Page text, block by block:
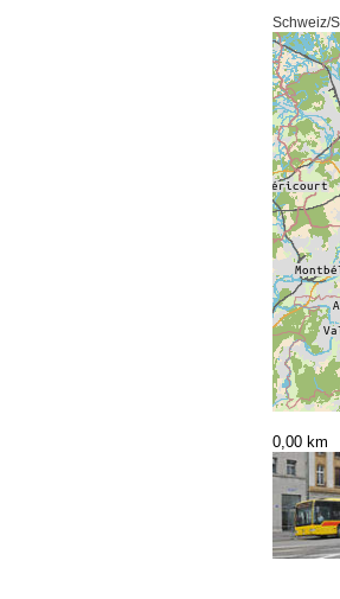
Schweiz/
0,00 km